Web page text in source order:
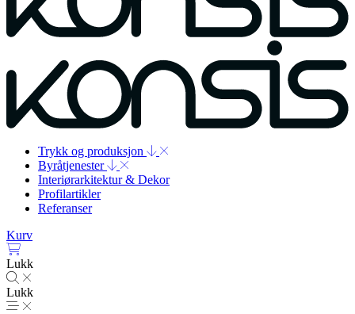
Trykk og produksjon
Byråtjenester
Interiørarkitektur & Dekor
Profilartikler
Referanser
Kurv
Lukk
Lukk